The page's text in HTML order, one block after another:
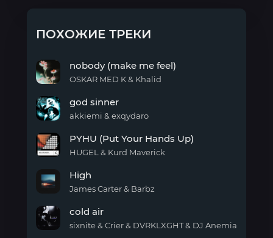
ПОХОЖИЕ ТРЕКИ
(make
me
nobody (make me feel)
OSKAR MED K & Khalid
sinner
god sinner
akkiemi & exqydaro
(Put
Your
Up)
PYHU (Put Your Hands Up)
HUGEL & Kurd Maverick
High
James Carter & Barbz
cold air
sixnite & Crier & DVRKLXGHT & DJ Anemia